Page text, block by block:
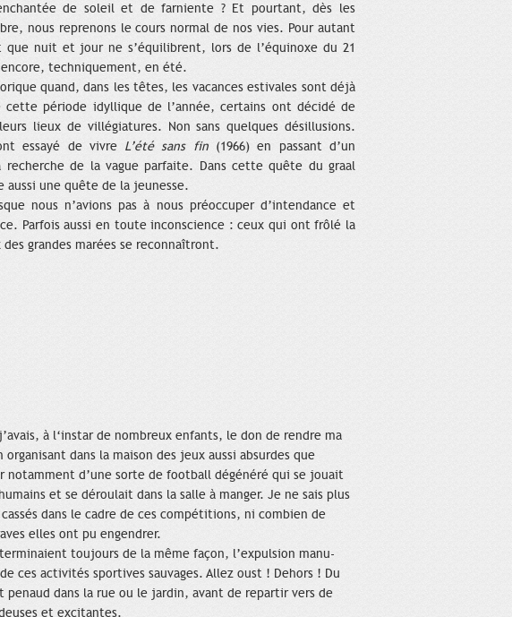
de soleil et de farniente ? Et pourtant, dès les
nous reprenons le cours normal de nos vies. Pour autant
que nuit et jour ne s’équilibrent, lors de l’équinoxe du 21
techniquement, en été.
quand, dans les têtes, les vacances estivales sont déjà
période idyllique de l’année, certains ont décidé de
lieux de villégiatures. Non sans quelques désillusions.
essayé de vivre L’été sans fin(1966) en passant d’un
recherche de la vague parfaite. Dans cette quête du graal
une quête de la jeunesse.
nous n’avions pas à nous préoccuper d’intendance et
Parfois aussi en toute inconscience : ceux qui ont frôlé la
grandes marées se reconnaîtront.
à l‘instar de nombreux enfants, le don de rendre ma
dans la maison des jeux aussi absurdes que
notamment d’une sorte de football dégénéré qui se jouait
et se déroulait dans la salle à manger. Je ne sais plus
dans le cadre de ces compétitions, ni combien de
elles ont pu engendrer.
toujours de la même façon, l’expulsion manu-
ces activités sportives sauvages. Allez oust ! Dehors ! Du
penaud dans la rue ou le jardin, avant de repartir vers de
et excitantes.